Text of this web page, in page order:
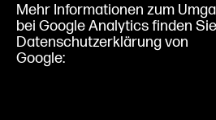
Mehr Informationen zum
bei Google Analytics finden
Datenschutzerklärung von
Google: